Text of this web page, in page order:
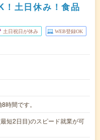
！土日休み！食品
土日祝日が休み WEB登録OK
時間です。
短2日目)のスピード就業が可